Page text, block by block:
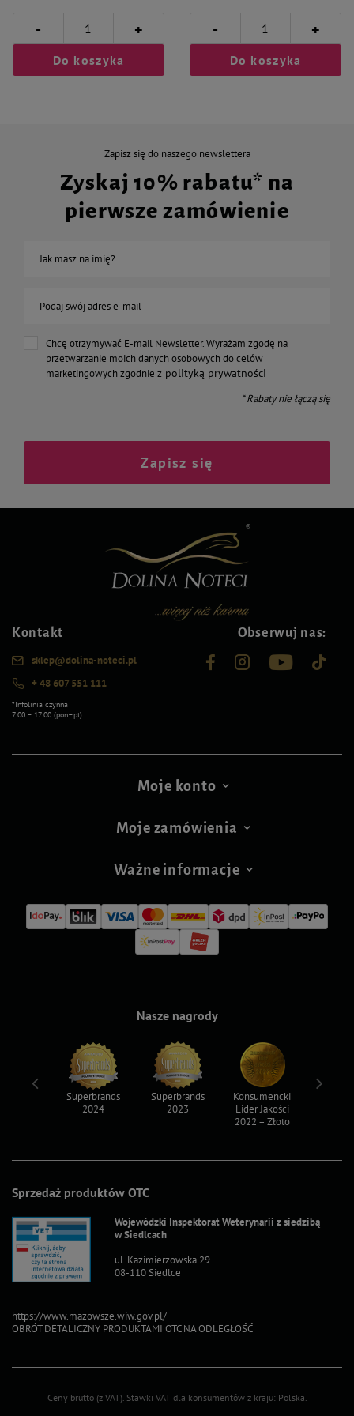
- +
Do koszyka
- +
Do koszyka
Zapisz się do naszego newslettera
Zyskaj 10% rabatu* na
pierwsze zamówienie
Jak masz na imię?
Podaj swój adres e-mail
Chcę otrzymywać E-mail Newsletter. Wyrażam zgodę na
przetwarzanie moich danych osobowych do celów
marketingowych zgodnie z polityką prywatności
* Rabaty nie łączą się
Zapisz się
Kontakt
sklep@dolina-noteci.pl
+ 48 607 551 111
*Infolinia czynna
7:00 – 17:00 (pon–pt)
Obserwuj nas:
Moje konto
Moje zamówienia
Ważne informacje
Sprzedaż produktów OTC
Wojewódzki Inspektorat Weterynarii z siedzibą
w Siedlcach
ul. Kazimierzowska 29
08-110 Siedlce
https://www.mazowsze.wiw.gov.pl/
OBRÓT DETALICZNY PRODUKTAMI OTC NA ODLEGŁOŚĆ
Nasze nagrody
Superbrands
2024
Superbrands
2023
Konsumencki
Lider Jakości
2022 – Złoto
Ceny brutto (z VAT). Stawki VAT dla konsumentów z kraju: Polska